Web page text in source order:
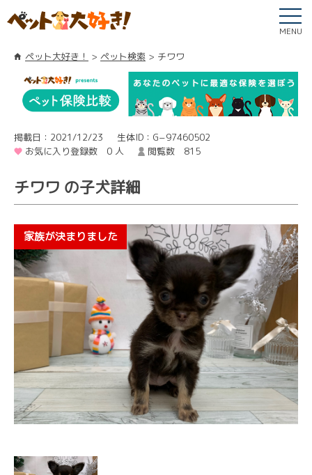
MENU
ペット大好き！ ペット検索 チワワ
掲載日：2021/12/23
生体ID：G−97460502
お気に入り登録数 0 人
閲覧数 815
チワワ の子犬詳細